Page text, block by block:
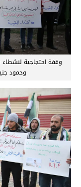
وقفة احتجاجية لنشطاء
وحمود